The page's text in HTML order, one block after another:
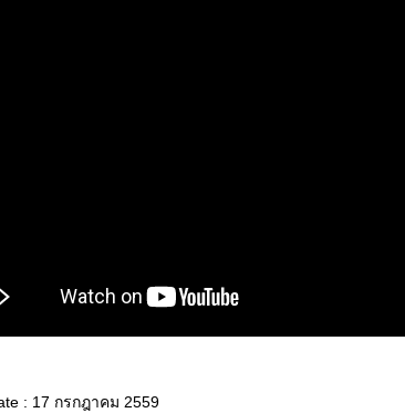
: 17 กรกฎาคม 2559